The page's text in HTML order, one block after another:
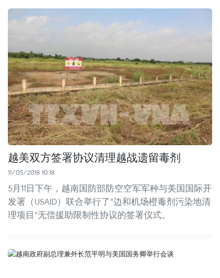
越美双方签署协议清理越战遗留毒剂
11/05/2018 10:18
5月11日下午，越南国防部防空空军军种与美国国际开
发署（USAID）联合举行了“边和机场橙毒剂污染地清
理项目”无偿援助限制性协议的签署仪式。